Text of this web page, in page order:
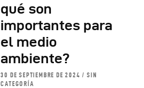
qué son
importantes para
el medio
ambiente?
30 DE SEPTIEMBRE DE 2024
SIN
CATEGORÍA